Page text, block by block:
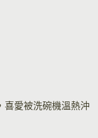
喜愛被洗碗機溫熱沖